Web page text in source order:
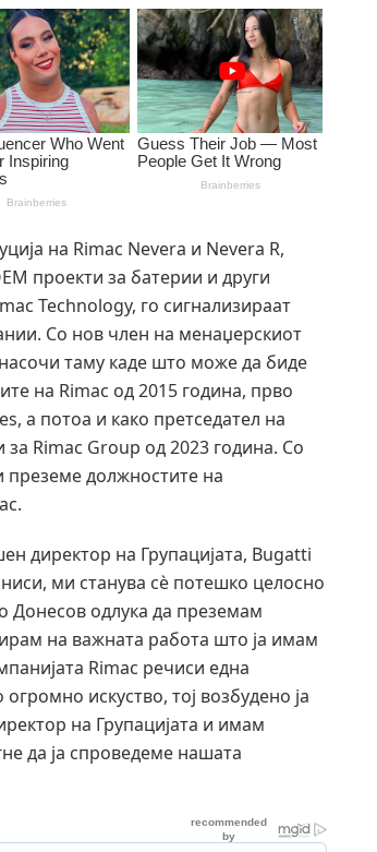
на Rimac Nevera и Nevera R,
проекти за батерии и други
Technology, го сигнализираат
Со нов член на менаџерскиот
таму каде што може да биде
на Rimac од 2015 година, прво
а потоа и како претседател на
Rimac Group од 2023 година. Со
преземе должностите на
директор на Групацијата, Bugatti
ми станува сè потешко целосно
Донесов одлука да преземам
на важната работа што ја имам
Rimac речиси една
искуство, тој возбудено ја
на Групацијата и имам
да ја спроведеме нашата